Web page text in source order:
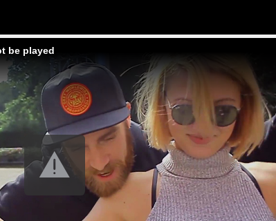
be played